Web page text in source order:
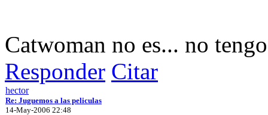
Catwoman no es... no
Responder Citar
hector
Re: Juguemos a las peliculas
14-May-2006 22:48